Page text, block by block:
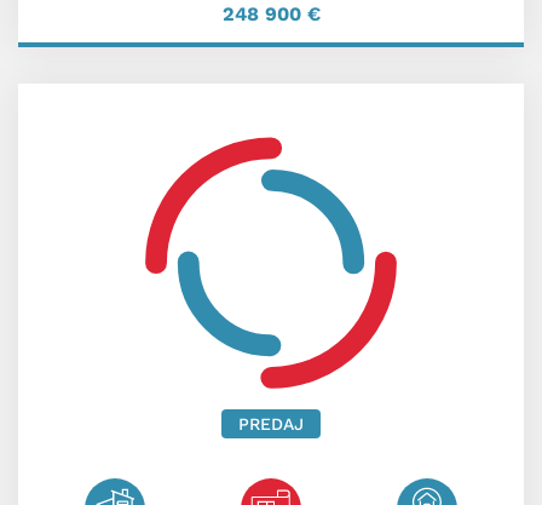
248 900 €
PREDAJ